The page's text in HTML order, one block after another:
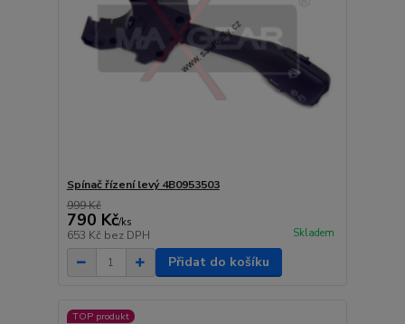
Spínač řízení levý 4B0953503
999 Kč
790 Kč/ks
653 Kč bez DPH Skladem
Přidat do košíku
TOP produkt